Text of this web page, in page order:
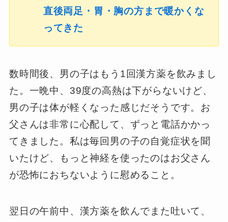
直後両足・胃・胸の方まで暖かくな
ってきた
数時間後、男の子はもう1回漢方薬を飲みまし
た。一晩中、39度の高熱は下がらないけど、
男の子は体が軽くなった感じだそうです。お
父さんは非常に心配して、ずっと電話かかっ
てきました。私は毎回男の子の自覚症状を聞
いたけど、もっと神経を使ったのはお父さん
が恐怖におちないように慰めること。
翌日の午前中、漢方薬を飲んでまた吐いて、